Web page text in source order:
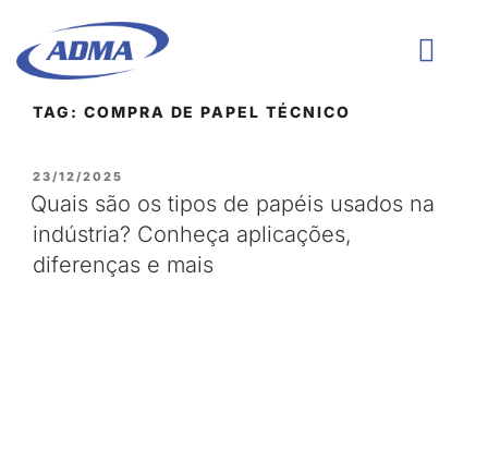
TAG: COMPRA DE PAPEL TÉCNICO
23/12/2025
Quais são os tipos de papéis usados na
indústria? Conheça aplicações,
diferenças e mais